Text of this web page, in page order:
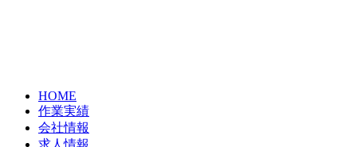
HOME
作業実績
会社情報
求人情報